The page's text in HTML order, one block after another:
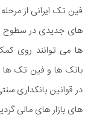
فین تک ایرانی از
های جدیدی در سطوح
ها می توانند روی
بانک ها و فین تک
در قوانین بانکداری
های بازار های مالی